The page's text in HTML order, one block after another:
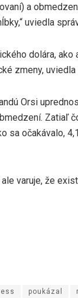
a
uviedla
dolára, ako
zmeny, uviedla
Orsi
Zatiaľ
očakávalo,
varuje, že
poukázal